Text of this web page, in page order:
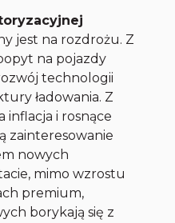
jest na rozdrożu. Z
na pojazdy
technologii
ładowania. Z
i rosnące
zainteresowanie
nowych
mimo wzrostu
premium,
borykają się z